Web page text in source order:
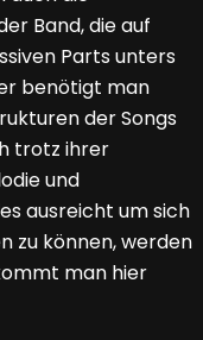
Band, die auf
Parts unters
benötigt man
der Songs
trotz ihrer
und
ausreicht um sich
zu können, werden
man hier